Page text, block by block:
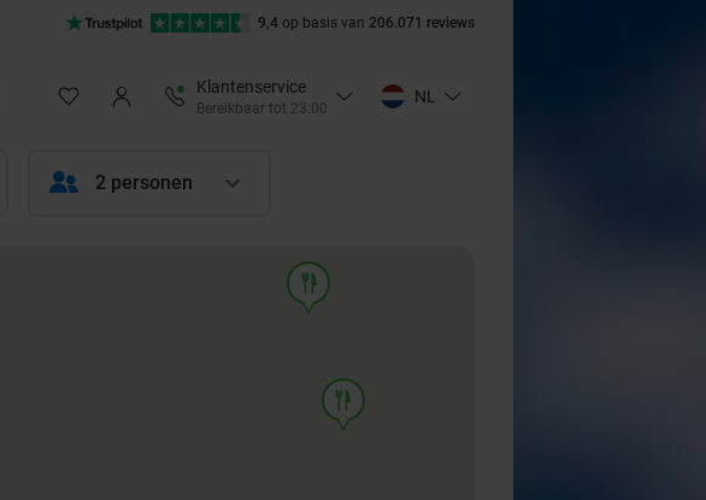
9,4 op basis van 206.071 reviews
Klantenservice
Bereikbaar tot 23:00
NL
2 personen
food
food